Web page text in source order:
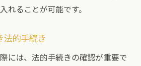
タビューで得る知見
験談から学ぶ成功の秘訣
れることが可能です。
法的手続き
には、法的手続きの確認が重要で